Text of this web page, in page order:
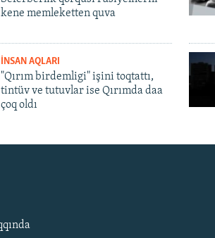
kene memleketten quva
İNSAN AQLARI
"Qırım birdemligi" işini toqtattı,
tintüv ve tutuvlar ise Qırımda daa
çoq oldı